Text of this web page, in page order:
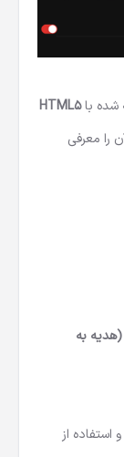
شده باHTML5
را معرفی
به
آیکن فونت بسیار جذاب Flaticon & RemixIcon و استفاده از